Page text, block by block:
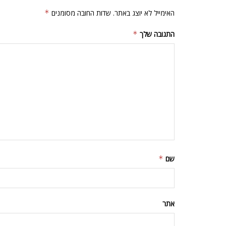
האימייל לא יוצג באתר. שדות החובה מסומנים *
התגובה שלך *
שם *
אתר